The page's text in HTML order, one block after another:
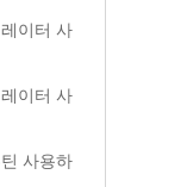
이터 사
이터 사
사용하